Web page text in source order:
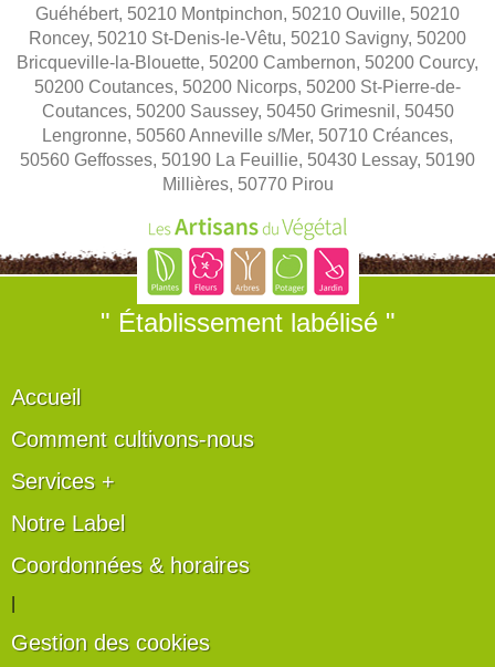
Guéhébert, 50210 Montpinchon, 50210 Ouville, 50210
Roncey, 50210 St-Denis-le-Vêtu, 50210 Savigny, 50200
Bricqueville-la-Blouette, 50200 Cambernon, 50200 Courcy,
50200 Coutances, 50200 Nicorps, 50200 St-Pierre-de-
Coutances, 50200 Saussey, 50450 Grimesnil, 50450
Lengronne, 50560 Anneville s/Mer, 50710 Créances,
50560 Geffosses, 50190 La Feuillie, 50430 Lessay, 50190
Millières, 50770 Pirou
" Établissement labélisé "
Accueil
Comment cultivons-nous
Services +
Notre Label
Coordonnées & horaires
Gestion des cookies